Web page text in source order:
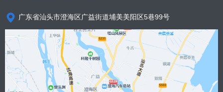
广东省汕头市澄海区广益街道埔美美阳区5巷99号